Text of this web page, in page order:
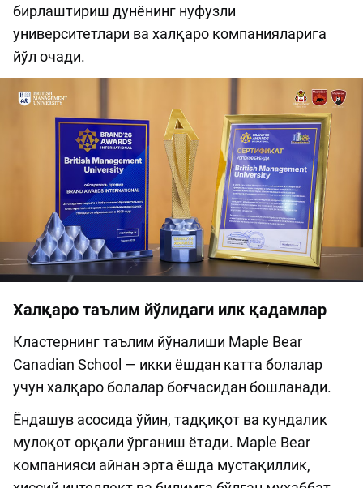
бирлаштириш дунёнинг нуфузли
университетлари ва халқаро компанияларига
йўл очади.
Халқаро таълим йўлидаги илк қадамлар
Кластернинг таълим йўналиши Maple Bear
Canadian School — икки ёшдан катта болалар
учун халқаро болалар боғчасидан бошланади.
Ёндашув асосида ўйин, тадқиқот ва кундалик
мулоқот орқали ўрганиш ётади. Maple Bear
компанияси айнан эрта ёшда мустақиллик,